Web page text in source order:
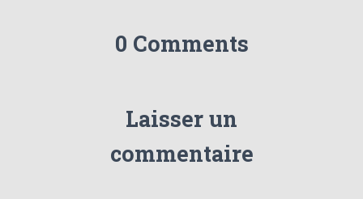
0 Comments
Laisser un
commentaire